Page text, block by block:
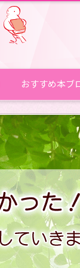
おすすめ本ブ